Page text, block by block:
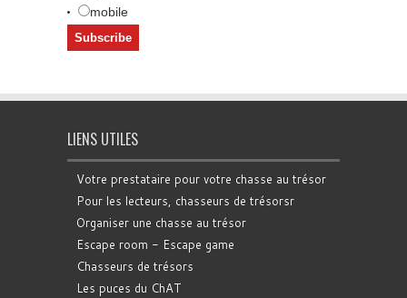
mobile
LIENS UTILES
Votre prestataire pour votre chasse au trésor
Pour les lecteurs, chasseurs de trésorsr
Organiser une chasse au trésor
Escape room - Escape game
Chasseurs de trésors
Les puces du ChAT